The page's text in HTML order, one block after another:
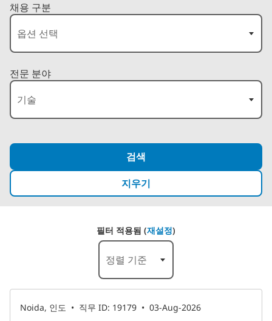
채용 구분
전문 분야
검색
지우기
7-12 /189 결과
필터 적용됨 (재설정)
정렬 기준
Noida, 인도 • 직무 ID: 19179 • 03-Aug-2026